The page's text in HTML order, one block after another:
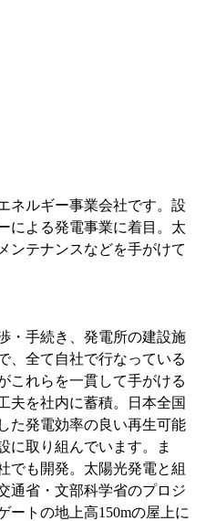
ネルギー事業会社です。設
による発電事業に着目。太
ンテナンスなどを手がけて
・手続き、発電所の建設施
、全て自社で行なっている
これらを一貫して手がける
夫を社内に蓄積。日本全国
た発電効率の良い再生可能
に取り組んでいます。ま
でも開発。太陽光発電と組
通省・文部科学省のプロジ
ートの地上高150mの屋上に